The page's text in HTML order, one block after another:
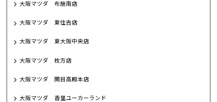
大阪マツダ 布施南店
大阪マツダ 東住吉店
大阪マツダ 東大阪中央店
大阪マツダ 枚方店
大阪マツダ 関目高殿本店
大阪マツダ 香里ユーカーランド